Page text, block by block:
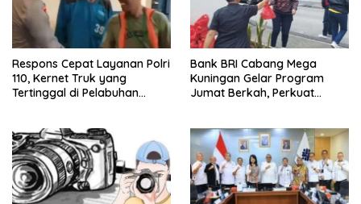
Respons Cepat Layanan Polri
110, Kernet Truk yang
Tertinggal di Pelabuhan
dengan Sopir
Bank BRI Cabang Mega
Kuningan Gelar Program
Jumat Berkah, Perkuat